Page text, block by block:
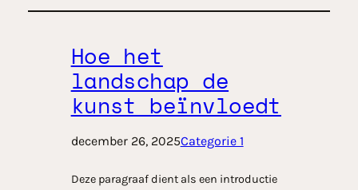
Hoe het
landschap de
kunst beïnvloedt
december 26, 2025Categorie 1
Deze paragraaf dient als een introductie